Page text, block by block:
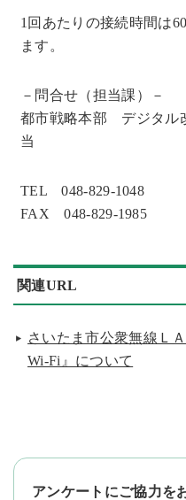
1回あたりの接続時間は
ます。
－問合せ（担当課）－
都市戦略本部 デジタル
当
TEL 048-829-1048
FAX 048-829-1985
関連URL
さいたま市公衆無線Ｌ
Wi-Fi』について
アンケートにご協力を